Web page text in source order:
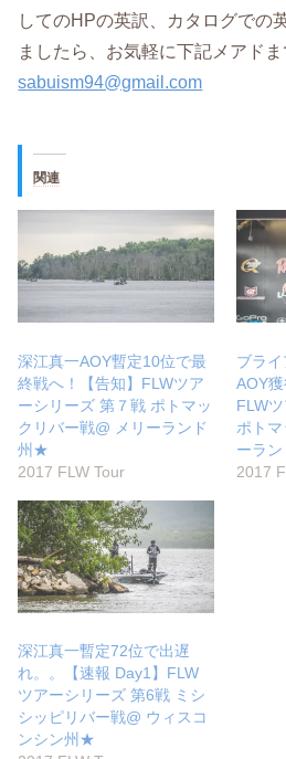
してのHPの英訳、カタログでの
ましたら、お気軽に下記メアドま
sabuism94@gmail.com
関連
深江真一AOY暫定10位で最
終戦へ！【告知】FLWツア
ーシリーズ 第７戦 ポトマッ
クリバー戦@ メリーランド
州★
2017 FLW Tour
ブラ
AOY獲
FLW
ポト
ーラ
2017
深江真一暫定72位で出遅
れ。。【速報 Day1】FLW
ツアーシリーズ 第6戦 ミシ
シッピリバー戦@ ウィスコ
ンシン州★